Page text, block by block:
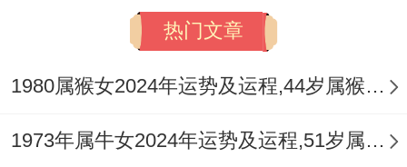
生于夏季或命局本就火土亢燥的命主，此年
易出现咽炎，咳嗽、皮肤过敏，便秘、心浮
气躁乃至血压不稳等问题，而戌土被旺火所
生，脾胃负担亦会加重。
热门文章
1980属猴女2024年运势及运程,44岁属猴人2024全年每月运势女性如何
1973年属牛女2024年运势及运程,51岁属牛人2024全年每月运势女性如何